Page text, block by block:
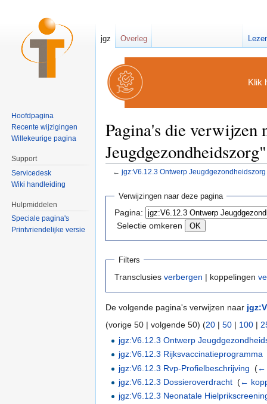
Klik
Pagina's die
Jeugdgezondheidszorg"
← jgz:V6.12.3 Ontwerp Jeugdgezondheidszorg
Verwijzingen naar deze pagina
Pagina:
Selectie omkeren
Filters
Transclusies verbergen | koppelingen
De volgende pagina's verwijzen naar
(vorige 50 | volgende 50) (20 | 50 | 100 |
jgz:V6.12.3 Ontwerp
jgz:V6.12.3 Rijksvaccinatieprogramma
jgz:V6.12.3 Rvp-Profielbeschrijving ‎(←
jgz:V6.12.3 Dossieroverdracht ‎(←
jgz:V6.12.3 Neonatale
jgz Overleg
Hoofdpagina
Recente wijzigingen
Willekeurige pagina
Support
Servicedesk
Wiki handleiding
Hulpmiddelen
Speciale pagina's
Printvriendelijke versie